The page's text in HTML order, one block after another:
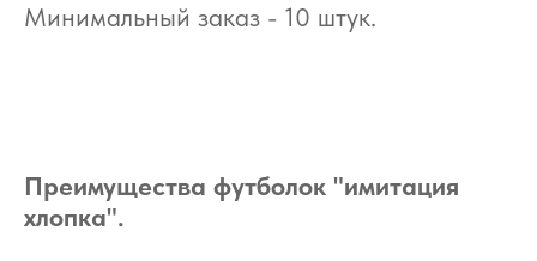
Минимальный заказ - 10 штук.
Преимущества футболок "имитация
хлопка".